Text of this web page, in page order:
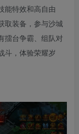
能特效和高自由
取装备，参与沙城
擂台争霸、组队对
斗，体验荣耀岁